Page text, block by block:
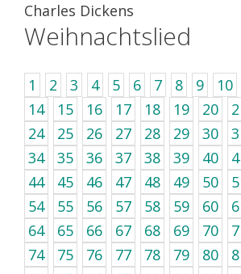
Charles Dickens
Weihnachtslied
1 2 3 4 5 6 7 8 9 10
14
15 16 17 18 19 20
24
25 26 27 28 29 30
34
35 36 37 38 39 40
44
45 46 47 48 49 50
54
55 56 57 58 59 60
64
65 66 67 68 69 70
74
75 76 77 78 79 80